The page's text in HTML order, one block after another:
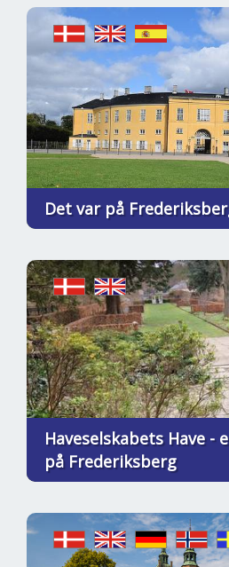
Det var på
Haveselskabets Have -
på Frederiksberg